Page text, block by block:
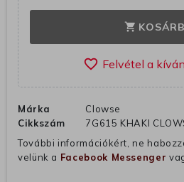
shopping_cart
favorite_border
Márka
Clowse
Cikkszám
7G615 KHAKI
További információkért, ne
velünk a Facebook Messenger